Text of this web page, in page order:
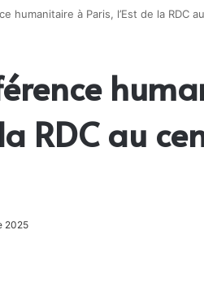
humanitaire à Paris, l’Est de la RDC
RDC au
2025